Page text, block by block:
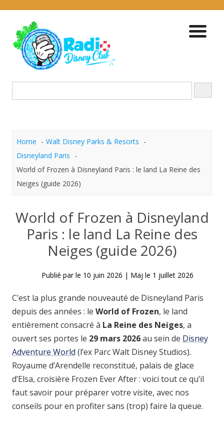
Home
Walt Disney Parks & Resorts
Disneyland Paris
World of Frozen à Disneyland Paris : le land La Reine des
Neiges (guide 2026)
World of Frozen à Disneyland
Paris : le land La Reine des
Neiges (guide 2026)
Publié parle 10 juin 2026 | Maj le 1 juillet 2026
C’est la plus grande nouveauté de Disneyland Paris
depuis des années : le World of Frozen, le land
entièrement consacré à La Reine des Neiges, a
ouvert ses portes le 29 mars 2026au sein de Disney
Adventure World (l’ex Parc Walt Disney Studios).
Royaume d’Arendelle reconstitué, palais de glace
d’Elsa, croisière Frozen Ever After : voici tout ce qu’il
faut savoir pour préparer votre visite, avec nos
conseils pour en profiter sans (trop) faire la queue.